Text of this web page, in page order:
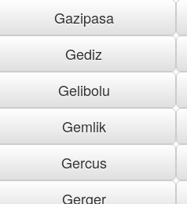
Gazipasa
Gediz
Gelibolu
Gemlik
Gercus
Gerger